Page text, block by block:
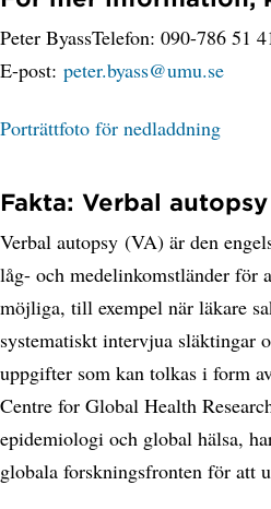
Peter ByassTelefon: 090-786 51
E-post:peter.byass@umu.se
Porträttfoto för nedladdning
Fakta: Verbal autopsy
Verbal autopsy (VA) är den
låg- och medelinkomstländer för
möjliga, till exempel när läkare
systematiskt intervjua släktingar
uppgifter som kan tolkas i form
Centre for Global Health
epidemiologi och global hälsa,
globala forskningsfronten för att